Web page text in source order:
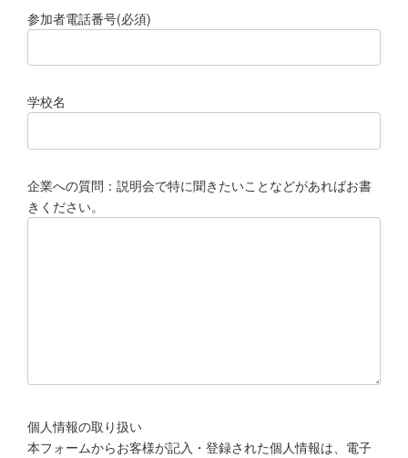
参加者電話番号(必須)
学校名
企業への質問：説明会で特に聞きたいことなどがあればお書
きください。
個人情報の取り扱い
本フォームからお客様が記入・登録された個人情報は、電子